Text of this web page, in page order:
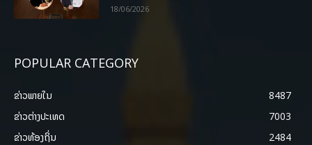
18/06/2026
POPULAR CATEGORY
ຂ່າວພາຍ​ໃນ
8487
ຂ່າວຕ່າງປະເທດ
7003
ຂ່າວທ້ອງຖິ່ນ
2484